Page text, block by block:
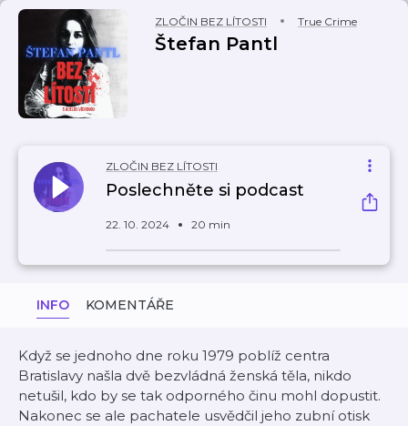
ZLOČIN BEZ LÍTOSTI True Crime
Štefan Pantl
ZLOČIN BEZ LÍTOSTI
Poslechněte si podcast
22. 10. 2024 20 min
INFO KOMENTÁŘE
Když se jednoho dne roku 1979 poblíž centra
Bratislavy našla dvě bezvládná ženská těla, nikdo
netušil, kdo by se tak odporného činu mohl dopustit.
Nakonec se ale pachatele usvědčil jeho zubní otisk